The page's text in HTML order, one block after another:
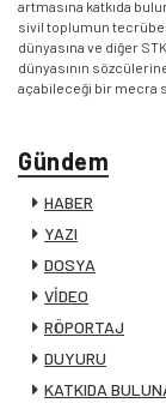
artmasına katkıda
sivil toplumun
dünyasına ve diğer
dünyasının
açabileceği bir mecra
Gündem
HABER
YAZI
DOSYA
VİDEO
RÖPORTAJ
DUYURU
KATKIDA